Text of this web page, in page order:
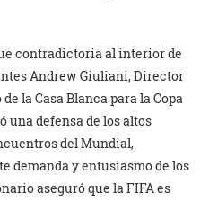
contradictoria al interior de
Andrew Giuliani, Director
la Casa Blanca para la Copa
una defensa de los altos
del Mundial,
demanda y entusiasmo de los
aseguró que la FIFA es